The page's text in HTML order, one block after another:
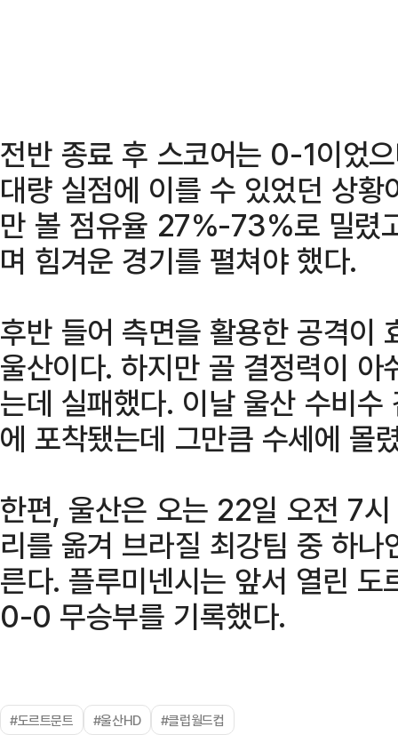
전반 종료 후 스코어는 0-1이었
대량 실점에 이를 수 있었던 상
만 볼 점유율 27%-73%로 밀렸
며 힘겨운 경기를 펼쳐야 했다.
후반 들어 측면을 활용한 공격이
울산이다. 하지만 골 결정력이
는데 실패했다. 이날 울산 수비
에 포착됐는데 그만큼 수세에 몰
한편, 울산은 오는 22일 오전 7
리를 옮겨 브라질 최강팀 중 하
른다. 플루미넨시는 앞서 열린
0-0 무승부를 기록했다.
#도르트문트 #울산HD #클럽월드컵